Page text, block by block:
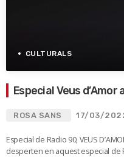
CULTURALS
Especial Veus d’Amor
ROSA SANS 17/03/
Especial de Radio 90, VEUS
desperten en aquest especial de